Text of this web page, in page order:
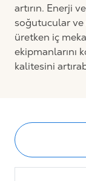
artırın. Enerji
soğutucular ve
üretken iç
ekipmanlarını
kalitesini